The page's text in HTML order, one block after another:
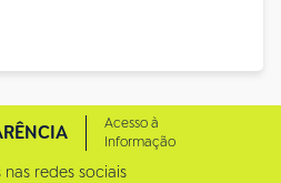
Acesso à
Informação
redes sociais